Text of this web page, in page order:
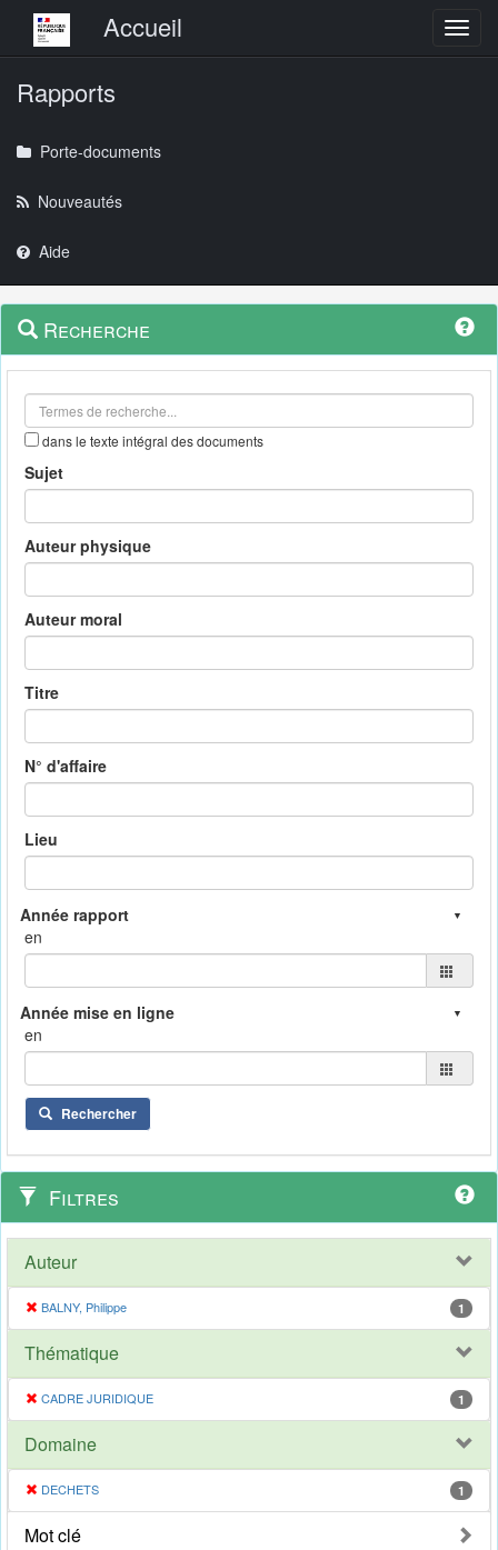
Menu principalAccueil
Rapports
Porte-documents
Nouveautés
Aide
Navigation
outils
Menu
contextuel
Recherche
dans le texte intégral des documents
Sujet
Auteur physique
Auteur moral
Titre
N° d'affaire
Lieu
en
en
Rechercher
Filtres
Auteur
BALNY, Philippe 1
Thématique
CADRE JURIDIQUE 1
Domaine
DECHETS 1
Mot clé